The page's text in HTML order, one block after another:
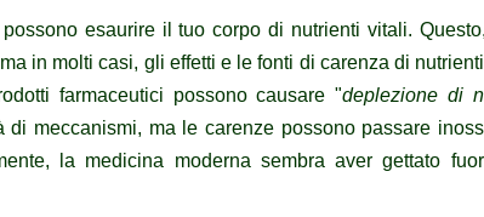
esaurire il tuo corpo di nutrienti vitali.
in molti casi, gli effetti e le fonti di carenza di nutrienti
farmaceutici possono causare "deplezione di
di meccanismi, ma le carenze possono passare
la medicina moderna sembra aver gettato